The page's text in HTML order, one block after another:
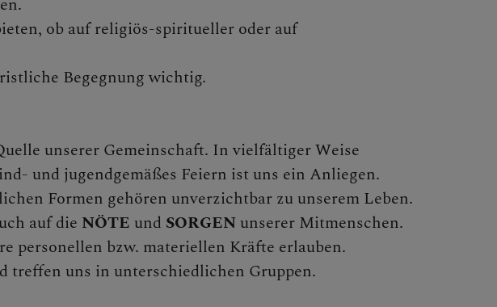
ob auf religiös-spiritueller oder auf
Begegnung wichtig.
unserer Gemeinschaft. In vielfältiger Weise
und jugendgemäßes Feiern ist uns ein Anliegen.
Formen gehören unverzichtbar zu unserem Leben.
auf die NÖTE und SORGENunserer Mitmenschen.
personellen bzw. materiellen Kräfte erlauben.
treffen uns in unterschiedlichen Gruppen.